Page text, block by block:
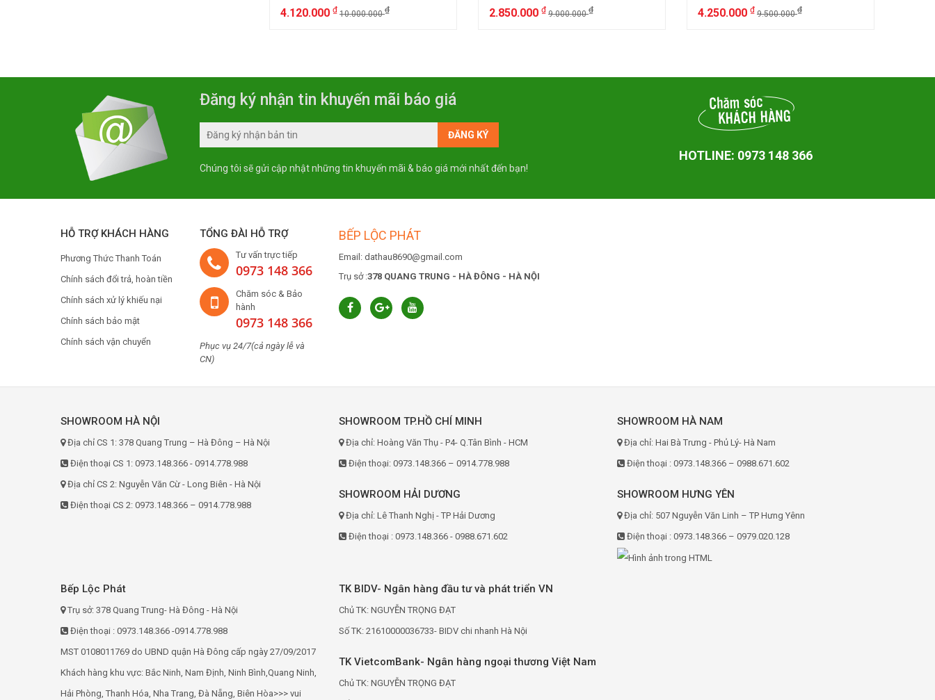
4.120.000 ₫ 10.000.000₫ 2.850.000 ₫ 9.000.000₫ 4.250.000 ₫ 9.500.000₫
Đăng ký nhận tin khuyến mãi báo giá
Chúng tôi sẽ gửi cập nhật những tin khuyến mãi & báo giá mới nhất đến bạn!
HOTLINE: 0973 148 366
HỖ TRỢ KHÁCH HÀNG
Phương Thức Thanh Toán
Chính sách đổi trả, hoàn tiền
Chính sách xử lý khiếu nại
Chính sách bảo mật
Chính sách vận chuyển
TỔNG ĐÀI HỖ TRỢ
Tư vấn trực tiếp
0973 148 366
Chăm sóc & Bảo
hành
0973 148 366
Phục vụ 24/7(cả ngày lễ và
CN)
BẾP LỘC PHÁT
Email: dathau8690@gmail.com
Trụ sở :378 QUANG TRUNG - HÀ ĐÔNG - HÀ NỘI
SHOWROOM HÀ NỘI
Địa chỉ CS 1: 378 Quang Trung – Hà Đông – Hà Nội
Điện thoại CS 1: 0973.148.366 - 0914.778.988
Địa chỉ CS 2: Nguyễn Văn Cừ - Long Biên - Hà Nội
Điện thoại CS 2: 0973.148.366 – 0914.778.988
SHOWROOM TP.HỒ CHÍ MINH
Địa chỉ: Hoàng Văn Thụ - P4- Q.Tân Bình - HCM
Điện thoại: 0973.148.366 – 0914.778.988
SHOWROOM HÀ NAM
Địa chỉ: Hai Bà Trưng - Phủ Lý- Hà Nam
Điện thoại : 0973.148.366 – 0988.671.602
SHOWROOM HẢI DƯƠNG
Địa chỉ: Lê Thanh Nghị - TP Hải Dương
Điện thoại : 0973.148.366 - 0988.671.602
SHOWROOM HƯNG YÊN
Địa chỉ: 507 Nguyễn Văn Linh – TP Hưng Yênn
Điện thoại : 0973.148.366 – 0979.020.128
Bếp Lộc Phát
Trụ sở: 378 Quang Trung- Hà Đông - Hà Nội
Điện thoại : 0973.148.366 -0914.778.988
MST 0108011769 do UBND quận Hà Đông cấp ngày 27/09/2017
Khách hàng khu vực: Bắc Ninh, Nam Định, Ninh Bình,Quang Ninh,
Hải Phòng, Thanh Hóa, Nha Trang, Đà Nẵng, Biên Hòa>>> vui
TK BIDV- Ngân hàng đầu tư và phát triển VN
Chủ TK: NGUYỄN TRỌNG ĐẠT
Số TK: 21610000036733- BIDV chi nhanh Hà Nội
TK VietcomBank- Ngân hàng ngoại thương Việt Nam
Chủ TK: NGUYỄN TRỌNG ĐẠT